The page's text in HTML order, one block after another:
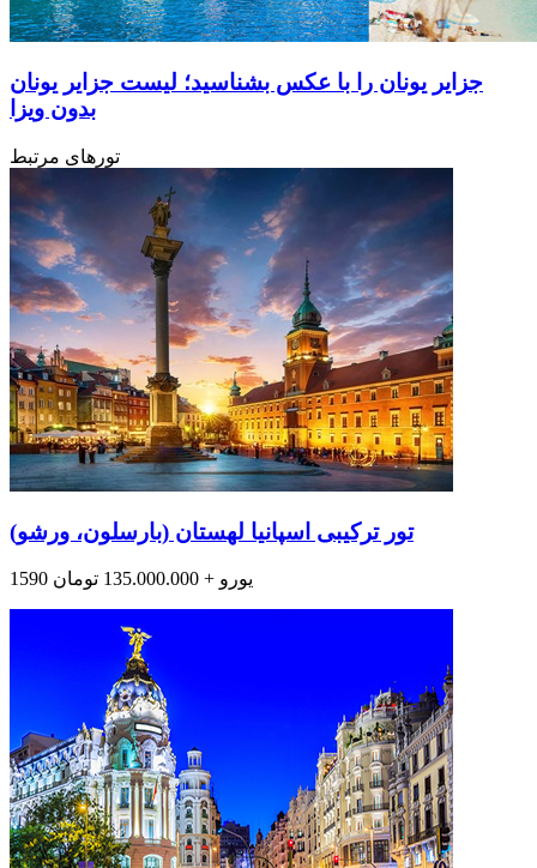
جزایر یونان را با عکس بشناسید؛ لیست جزایر یونان
بدون ویزا
تورهای مرتبط
تور ترکیبی اسپانیا لهستان (بارسلون، ورشو)
1590 یورو + 135.000.000 تومان